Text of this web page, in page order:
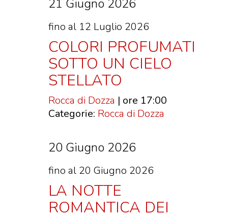
21 Giugno 2026
fino al 12 Luglio 2026
COLORI PROFUMATI
SOTTO UN CIELO
STELLATO
Rocca di Dozza | ore 17:00
Categorie: Rocca di Dozza
20 Giugno 2026
fino al 20 Giugno 2026
LA NOTTE
ROMANTICA DEI